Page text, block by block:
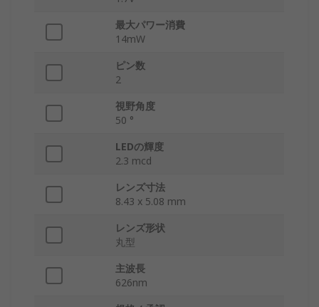
最大パワー消費
14mW
ピン数
2
視野角度
50 °
LEDの輝度
2.3 mcd
レンズ寸法
8.43 x 5.08 mm
レンズ形状
丸型
主波長
626nm